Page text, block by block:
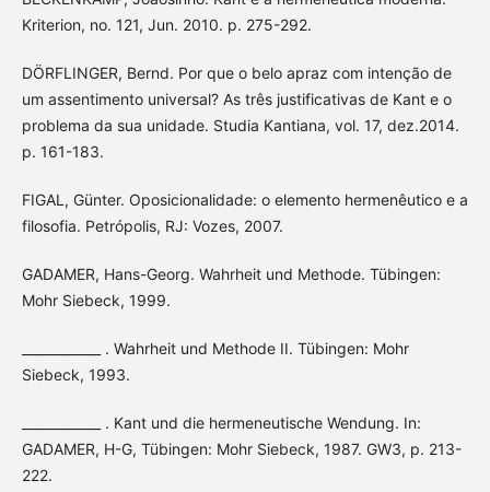
Kriterion, no. 121, Jun. 2010. p. 275-292.
DÖRFLINGER, Bernd. Por que o belo apraz com intenção de
um assentimento universal? As três justificativas de Kant e o
problema da sua unidade. Studia Kantiana, vol. 17, dez.2014.
p. 161-183.
FIGAL, Günter. Oposicionalidade: o elemento hermenêutico e a
filosofia. Petrópolis, RJ: Vozes, 2007.
GADAMER, Hans-Georg. Wahrheit und Methode. Tübingen:
Mohr Siebeck, 1999.
____________ . Wahrheit und Methode II. Tübingen: Mohr
Siebeck, 1993.
____________ . Kant und die hermeneutische Wendung. In:
GADAMER, H-G, Tübingen: Mohr Siebeck, 1987. GW3, p. 213-
222.